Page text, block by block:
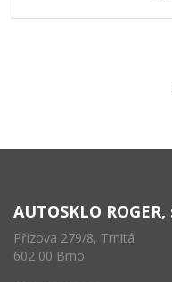
AUTOSKLO
Přízova 279/8, Trnitá
602 00 Brno